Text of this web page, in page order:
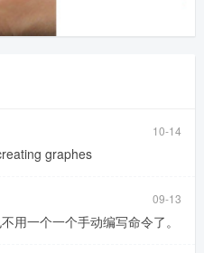
10-14
graphes
09-13
用一个一个手动编写命令了。